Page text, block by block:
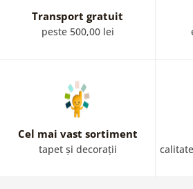
Transport gratuit
peste 500,00 lei
Cel mai vast sortiment
tapet și decorații